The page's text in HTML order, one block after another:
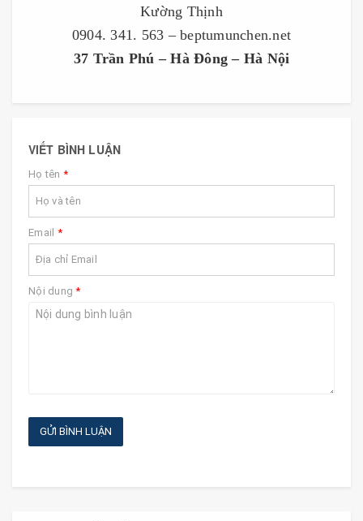
Kường Thịnh
0904. 341. 563 – beptumunchen.net
37 Trần Phú – Hà Đông – Hà Nội
VIẾT BÌNH LUẬN
Họ tên *
Email *
Nội dung*
GỬI BÌNH LUẬN